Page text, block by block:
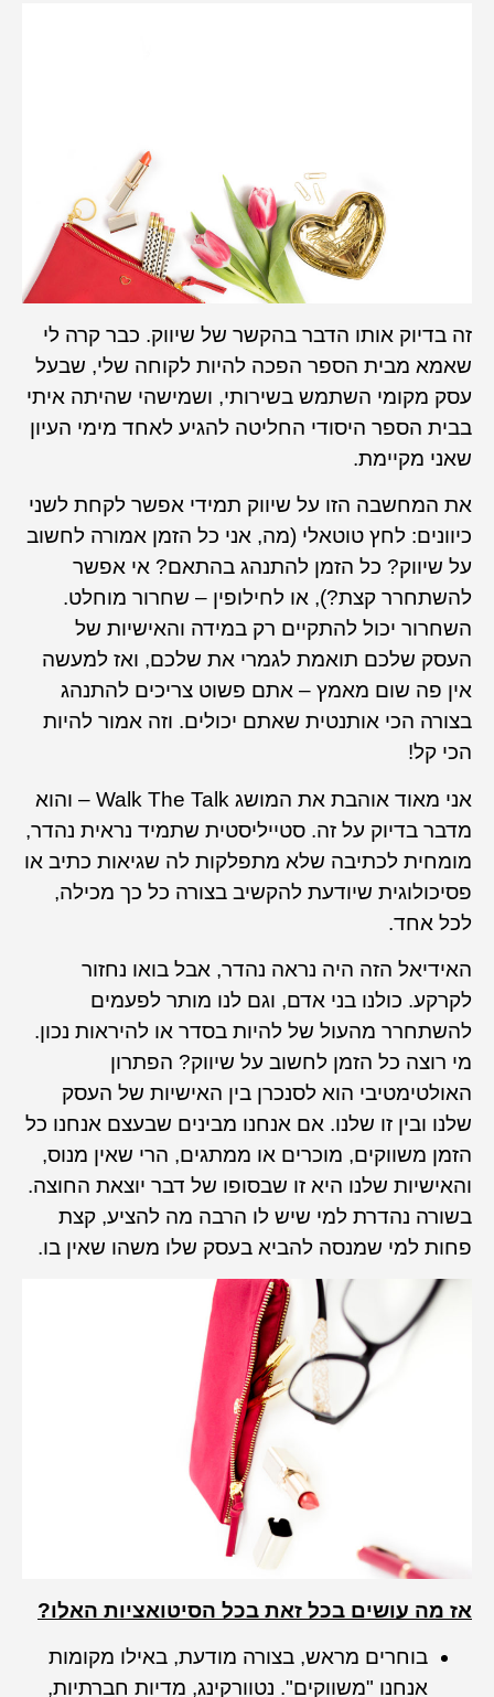
זה בדיוק אותו הדבר בהקשר של שיווק. כבר קרה לי
שאמא מבית הספר הפכה להיות לקוחה שלי, שבעל
עסק מקומי השתמש בשירותי, ושמישהי שהיתה איתי
בבית הספר היסודי החליטה להגיע לאחד מימי העיון
שאני מקיימת.
את המחשבה הזו על שיווק תמידי אפשר לקחת לשני
כיוונים: לחץ טוטאלי (מה, אני כל הזמן אמורה לחשוב
על שיווק? כל הזמן להתנהג בהתאם? אי אפשר
להשתחרר קצת?), או לחילופין – שחרור מוחלט.
השחרור יכול להתקיים רק במידה והאישיות של
העסק שלכם תואמת לגמרי את שלכם, ואז למעשה
אין פה שום מאמץ – אתם פשוט צריכים להתנהג
בצורה הכי אותנטית שאתם יכולים. וזה אמור להיות
הכי קל!
אני מאוד אוהבת את המושג Walk The Talk – והוא
מדבר בדיוק על זה. סטייליסטית שתמיד נראית נהדר,
מומחית לכתיבה שלא מתפלקות לה שגיאות כתיב או
פסיכולוגית שיודעת להקשיב בצורה כל כך מכילה,
לכל אחד.
האידיאל הזה היה נראה נהדר, אבל בואו נחזור
לקרקע. כולנו בני אדם, וגם לנו מותר לפעמים
להשתחרר מהעול של להיות בסדר או להיראות נכון.
מי רוצה כל הזמן לחשוב על שיווק? הפתרון
האולטימטיבי הוא לסנכרן בין האישיות של העסק
שלנו ובין זו שלנו. אם אנחנו מבינים שבעצם אנחנו כל
הזמן משווקים, מוכרים או ממתגים, הרי שאין מנוס,
והאישיות שלנו היא זו שבסופו של דבר יוצאת החוצה.
בשורה נהדרת למי שיש לו הרבה מה להציע, קצת
פחות למי שמנסה להביא בעסק שלו משהו שאין בו.
אז מה עושים בכל זאת בכל הסיטואציות האלו?
בוחרים מראש, בצורה מודעת, באילו מקומות
אנחנו "משווקים". נטוורקינג, מדיות חברתיות,